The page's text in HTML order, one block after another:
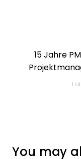
15 Jahre
You may